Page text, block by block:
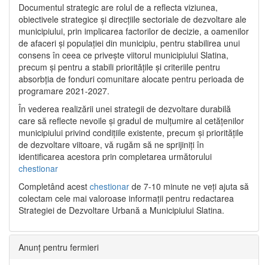
Documentul strategic are rolul de a reflecta viziunea,
obiectivele strategice și direcțiile sectoriale de dezvoltare ale
municipiului, prin implicarea factorilor de decizie, a oamenilor
de afaceri și populației din municipiu, pentru stabilirea unui
consens în ceea ce privește viitorul municipiului Slatina,
precum și pentru a stabili prioritățile și criteriile pentru
absorbția de fonduri comunitare alocate pentru perioada de
programare 2021-2027.
În vederea realizării unei strategii de dezvoltare durabilă
care să reflecte nevoile și gradul de mulțumire al cetățenilor
municipiului privind condițiile existente, precum și prioritățile
de dezvoltare viitoare, vă rugăm să ne sprijiniți în
identificarea acestora prin completarea următorului
chestionar
Completând acest chestionar de 7-10 minute ne veți ajuta să
colectam cele mai valoroase informații pentru redactarea
Strategiei de Dezvoltare Urbană a Municipiului Slatina.
Anunț pentru fermieri